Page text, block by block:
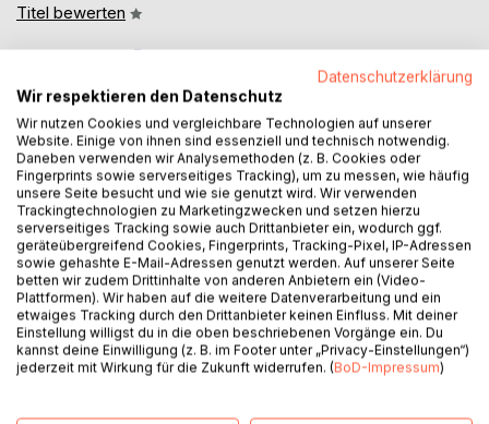
Titel bewerten
BESCHREIBUNG
Lebenserinnerungen von Johann Gerhard Nickel, 1902-
1999.
AUTOR/IN
Datenschutzerklärung
Wir respektieren den Datenschutz
Wir nutzen Cookies und vergleichbare Technologien auf unserer
Website. Einige von ihnen sind essenziell und technisch notwendig.
Daneben verwenden wir Analysemethoden (z. B. Cookies oder
Fingerprints sowie serverseitiges Tracking), um zu messen, wie häufig
unsere Seite besucht und wie sie genutzt wird. Wir verwenden
Trackingtechnologien zu Marketingzwecken und setzen hierzu
serverseitiges Tracking sowie auch Drittanbieter ein, wodurch ggf.
geräteübergreifend Cookies, Fingerprints, Tracking-Pixel, IP-Adressen
sowie gehashte E-Mail-Adressen genutzt werden. Auf unserer Seite
betten wir zudem Drittinhalte von anderen Anbietern ein (Video-
Plattformen). Wir haben auf die weitere Datenverarbeitung und ein
etwaiges Tracking durch den Drittanbieter keinen Einfluss. Mit deiner
Einstellung willigst du in die oben beschriebenen Vorgänge ein. Du
kannst deine Einwilligung (z. B. im Footer unter „Privacy-Einstellungen“)
jederzeit mit Wirkung für die Zukunft widerrufen. (BoD-Impressum)